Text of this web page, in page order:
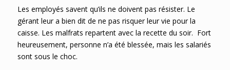
Les employés savent qu’ils ne doivent pas résister. Le
gérant leur a bien dit de ne pas risquer leur vie pour la
caisse. Les malfrats repartent avec la recette du soir. Fort
heureusement, personne n’a été blessée, mais les salariés
sont sous le choc.